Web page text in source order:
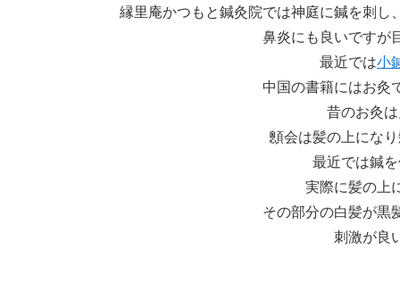
縁里庵かつもと鍼灸院では神庭に鍼を刺し
鼻炎にも良いですが
最近では小
中国の書籍にはお灸
昔のお灸
顖会は髪の上にな
最近では鍼
実際に髪の上
その部分の白髪が黒
刺激が良